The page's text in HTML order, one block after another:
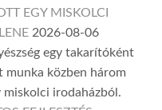
EGY MISKOLCI
2026-08-06
egy takarítóként
munka közben három
irodaházból.